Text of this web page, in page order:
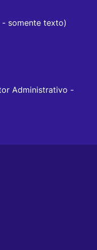
somente texto)
Administrativo -